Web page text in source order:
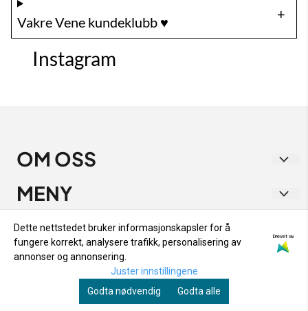
Vakre Vene kundeklubb ♥️
Instagram
OM OSS
Vakre Vene
Strandgata 1
9405 Harstad
Org. nr. 933 282 538
MENY
PERSONVERN
SALGSBETINGELSER
INFO
RETUR OG BYTTE
NYHETSBREV
Registrer deg for å motta nyheter og tilbud!
Dette nettstedet bruker informasjonskapsler for å
fungere korrekt, analysere trafikk, personalisering av
annonser og annonsering.
Drevet av
Juster innstillingene
Godta nødvendig
Godta alle